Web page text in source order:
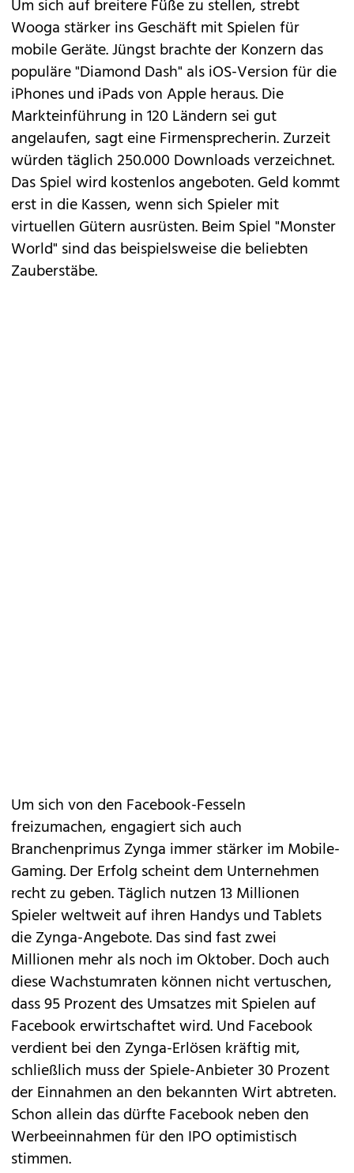
Um sich auf breitere Füße zu stellen, strebt
Wooga stärker ins Geschäft mit Spielen für
mobile Geräte. Jüngst brachte der Konzern das
populäre "Diamond Dash" als iOS-Version für die
iPhones und iPads von Apple heraus. Die
Markteinführung in 120 Ländern sei gut
angelaufen, sagt eine Firmensprecherin. Zurzeit
würden täglich 250.000 Downloads verzeichnet.
Das Spiel wird kostenlos angeboten. Geld kommt
erst in die Kassen, wenn sich Spieler mit
virtuellen Gütern ausrüsten. Beim Spiel "Monster
World" sind das beispielsweise die beliebten
Zauberstäbe.
Um sich von den Facebook-Fesseln
freizumachen, engagiert sich auch
Branchenprimus Zynga immer stärker im Mobile-
Gaming. Der Erfolg scheint dem Unternehmen
recht zu geben. Täglich nutzen 13 Millionen
Spieler weltweit auf ihren Handys und Tablets
die Zynga-Angebote. Das sind fast zwei
Millionen mehr als noch im Oktober. Doch auch
diese Wachstumraten können nicht vertuschen,
dass 95 Prozent des Umsatzes mit Spielen auf
Facebook erwirtschaftet wird. Und Facebook
verdient bei den Zynga-Erlösen kräftig mit,
schließlich muss der Spiele-Anbieter 30 Prozent
der Einnahmen an den bekannten Wirt abtreten.
Schon allein das dürfte Facebook neben den
Werbeeinnahmen für den IPO optimistisch
stimmen.